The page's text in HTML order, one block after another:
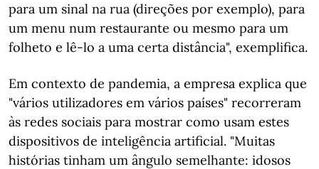
para um sinal na rua (direções por exemplo), para
um menu num restaurante ou mesmo para um
folheto e lê-lo a uma certa distância", exemplifica.
Em contexto de pandemia, a empresa explica que
"vários utilizadores em vários países" recorreram
às redes sociais para mostrar como usam estes
dispositivos de inteligência artificial. "Muitas
histórias tinham um ângulo semelhante: idosos